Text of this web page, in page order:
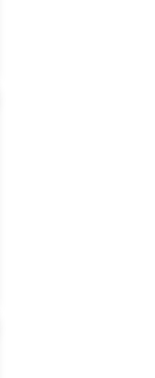
aos favoritos
aos favoritos